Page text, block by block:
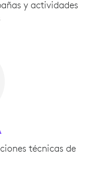
y actividades
técnicas de